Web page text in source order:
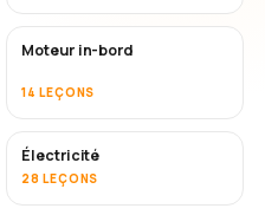
Moteur in-bord
14 LEÇONS
Électricité
28 LEÇONS